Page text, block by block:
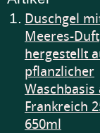
1. Duschgel
Meeres-Duft
hergestellt
pflanzlicher
Waschbasis
Frankreich
650ml